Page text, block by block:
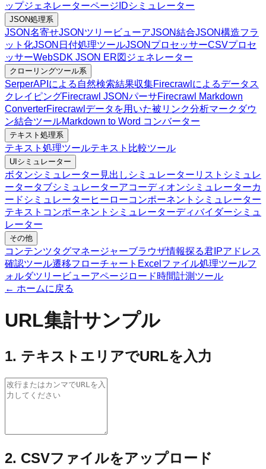
ップジェネレーターページIDシミュレーター
JSON処理系
JSON名寄せJSONツリービューアJSON結合JSON構造フラ
ット化JSON日付処理ツールJSONプロセッサーCSVプロセ
ッサーWebSDK JSON ER図ジェネレーター
クローリングツール系
SerperAPIによる自然検索結果収集Firecrawlによるデータス
クレイピングFirecrawl JSONパーサFirecrawl Markdown
ConverterFirecrawlデータを用いた被リンク分析マークダウ
ン結合ツールMarkdown to Word コンバーター
テキスト処理系
テキスト処理ツールテキスト比較ツール
UIシミュレーター
ボタンシミュレーター 見出しシミュレーター リストシミュレ
ータータブシミュレーターアコーディオンシミュレーターカ
ードシミュレーター ヒーローコンポーネントシミュレーター
テキストコンポーネントシミュレーターディバイダーシミュ
レーター
その他
コンテンツタグマネージャーブラウザ情報探る君 IPアドレス
確認ツール遷移フローチャート Excelファイル処理ツールフ
ォルダツリービューアページロード時間計測ツール
← ホームに戻る
URL集計サンプル
1. テキストエリアでURLを入力
2. CSVファイルをアップロード